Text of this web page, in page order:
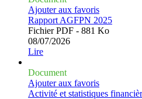
Ajouter aux favoris
Rapport AGFPN 2025
Fichier PDF - 881 Ko
08/07/2026
Lire
Document
Ajouter aux favoris
Activité et statistiques